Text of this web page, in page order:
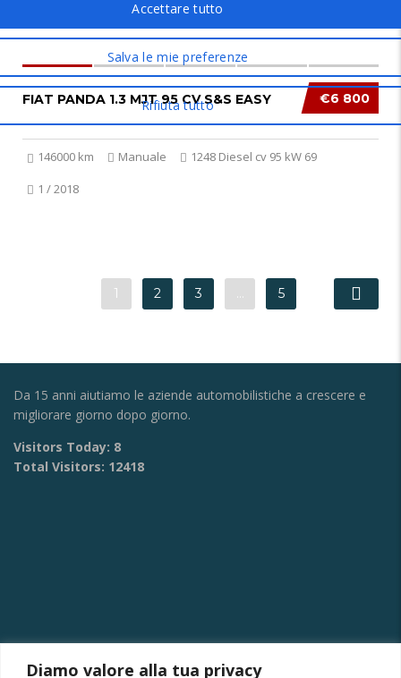
Diamo valore alla tua privacy
€6 800
FIAT PANDA 1.3 MJT 95 CV S&S EASY
146000 km Manuale
1248 Diesel cv 95 kW 69
1 / 2018
1 2 3 … 5
Da 15 anni aiutiamo le aziende automobilistiche a crescere e
migliorare giorno dopo giorno.
Visitors Today: 8
Total Visitors: 12418